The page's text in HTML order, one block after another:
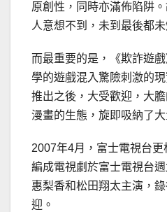
原創性，同時亦滿佈陷阱
人意想不到，未到最後都
而最重要的是，《欺詐遊
學的遊戲混入驚險刺激的
推出之後，大受歡迎，大
漫畫的生態，旋即吸納了大
2007年4月，富士電視台
編成電視劇於富士電視台
惠梨香和松田翔太主演，
迎。